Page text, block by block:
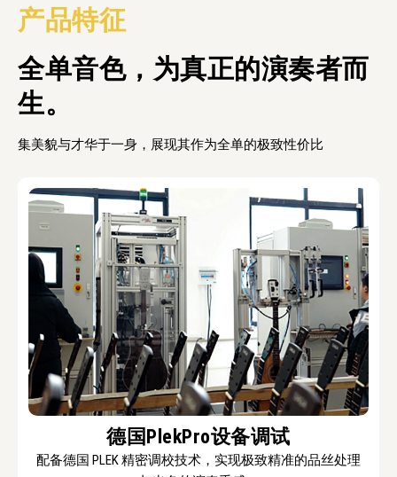
产品特征
全单音色，为真正的演奏者而
生。
集美貌与才华于一身，展现其作为全单的极致性价比
德国PlekPro设备调试
配备德国 PLEK 精密调校技术，实现极致精准的品丝处理